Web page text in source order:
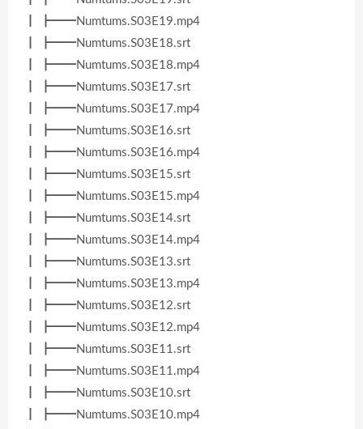
┃ ┣━━Numtums.S03E19.mp4
┃ ┣━━Numtums.S03E18.srt
┃ ┣━━Numtums.S03E18.mp4
┃ ┣━━Numtums.S03E17.srt
┃ ┣━━Numtums.S03E17.mp4
┃ ┣━━Numtums.S03E16.srt
┃ ┣━━Numtums.S03E16.mp4
┃ ┣━━Numtums.S03E15.srt
┃ ┣━━Numtums.S03E15.mp4
┃ ┣━━Numtums.S03E14.srt
┃ ┣━━Numtums.S03E14.mp4
┃ ┣━━Numtums.S03E13.srt
┃ ┣━━Numtums.S03E13.mp4
┃ ┣━━Numtums.S03E12.srt
┃ ┣━━Numtums.S03E12.mp4
┃ ┣━━Numtums.S03E11.srt
┃ ┣━━Numtums.S03E11.mp4
┃ ┣━━Numtums.S03E10.srt
┃ ┣━━Numtums.S03E10.mp4